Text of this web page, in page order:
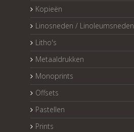
Kopieën
Linosneden / Linoleumsneden
Litho's
Metaaldrukken
Monoprints
Offsets
Pastellen
Prints